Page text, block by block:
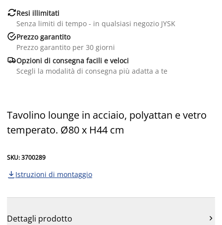
Resi illimitati
Senza limiti di tempo - in qualsiasi negozio JYSK
Prezzo garantito
Prezzo garantito per 30 giorni
Opzioni di consegna facili e veloci
Scegli la modalità di consegna più adatta a te
Tavolino lounge in acciaio, polyattan e vetro
temperato. Ø80 x H44 cm
SKU: 3700289
 Istruzioni di montaggio
Dettagli prodotto 